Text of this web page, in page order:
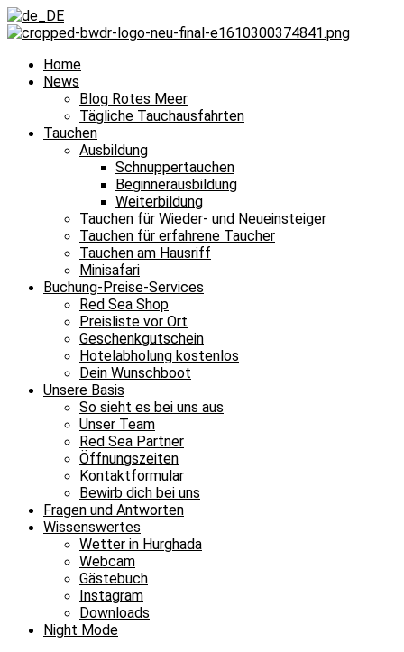
Home
News
Blog Rotes Meer
Tägliche Tauchausfahrten
Tauchen
Ausbildung
Schnuppertauchen
Beginnerausbildung
Weiterbildung
Tauchen für Wieder- und Neueinsteiger
Tauchen für erfahrene Taucher
Tauchen am Hausriff
Minisafari
Buchung-Preise-Services
Red Sea Shop
Preisliste vor Ort
Geschenkgutschein
Hotelabholung kostenlos
Dein Wunschboot
Unsere Basis
So sieht es bei uns aus
Unser Team
Red Sea Partner
Öffnungszeiten
Kontaktformular
Bewirb dich bei uns
Fragen und Antworten
Wissenswertes
Wetter in Hurghada
Webcam
Gästebuch
Instagram
Downloads
Night Mode